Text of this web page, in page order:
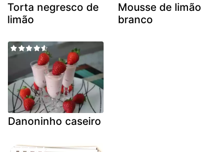
Torta negresco de
limão
Mousse de limão
branco
Danoninho caseiro